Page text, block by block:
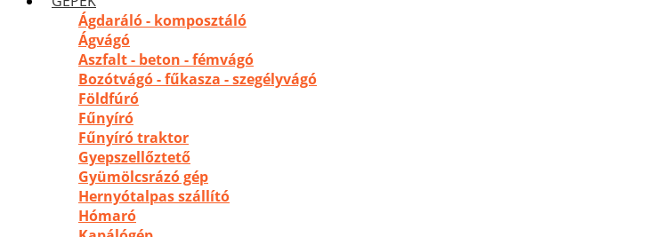
Ágdaráló - komposztáló
Ágvágó
Aszfalt - beton - fémvágó
Bozótvágó - fűkasza - szegélyvágó
Földfúró
Fűnyíró
Fűnyíró traktor
Gyepszellőztető
Gyümölcsrázó gép
Hernyótalpas szállító
Hómaró